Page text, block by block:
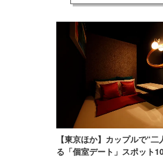
【東京ほか】カップルで“
る「個室デート」スポット